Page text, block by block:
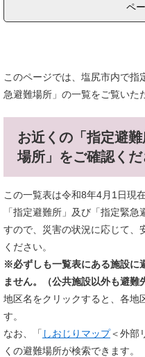
ペ
このページでは、塩尻市内で指
急避難場所」の一覧をご覧いた
お近くの「指定避
場所」をご確認くだ
この一覧表は令和8年4月1日現在
「指定避難所」及び「指定緊
すので、災害の状況に応じて、
ください。
※必ずしも一覧表にある施設に
ません。（公共施設以外も避難
地区名をクリックすると、各地
す。
なお、「 しおじりマップ＜外部
くの避難場所が検索できます。